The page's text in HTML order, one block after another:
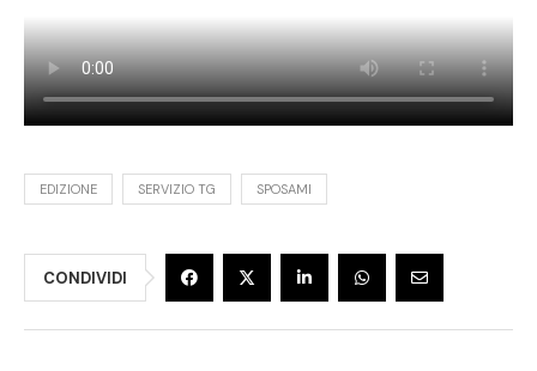
EDIZIONE SERVIZIO TG SPOSAMI
CONDIVIDI